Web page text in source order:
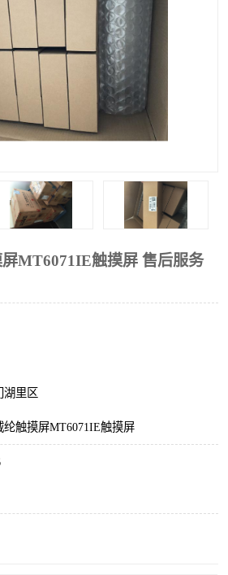
MT6071IE触摸屏 售后服务
湖里区
纶触摸屏MT6071IE触摸屏
安士能开关
普洛菲斯触摸屏
施迈赛限位开关